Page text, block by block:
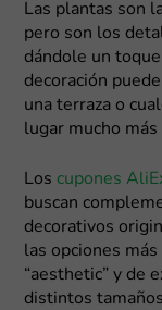
Las plantas son
pero son los
dándole un
decoración
una terraza o
lugar mucho
Los cupones
buscan
decorativos
las opciones
“aesthetic” y de
distintos